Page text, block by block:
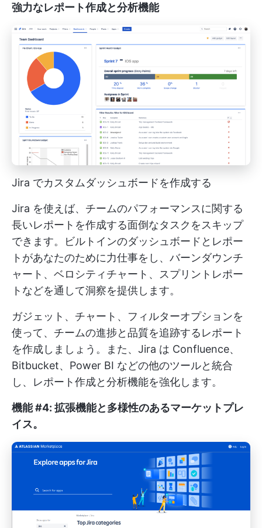
強力なレポート作成と分析機能
Jira でカスタムダッシュボードを作成する
Jira を使えば、チームのパフォーマンスに関する
長いレポートを作成する面倒なタスクをスキップ
できます。ビルトインのダッシュボードとレポー
トがあなたのために力仕事をし、バーンダウンチ
ャート、ベロシティチャート、スプリントレポー
トなどを通して洞察を提供します。
ガジェット、チャート、フィルターオプションを
使って、チームの進捗と品質を追跡するレポート
を作成しましょう。また、Jira は Confluence、
Bitbucket、Power BI などの他のツールと統合
し、レポート作成と分析機能を強化します。
機能 #4: 拡張機能と多様性のあるマーケットプレ
イス。